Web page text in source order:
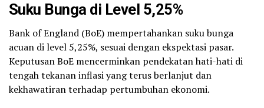
Suku Bunga di Level 5,25%
Bank of England (BoE) mempertahankan suku bunga
acuan di level 5,25%, sesuai dengan ekspektasi pasar.
Keputusan BoE mencerminkan pendekatan hati-hati di
tengah tekanan inflasi yang terus berlanjut dan
kekhawatiran terhadap pertumbuhan ekonomi.